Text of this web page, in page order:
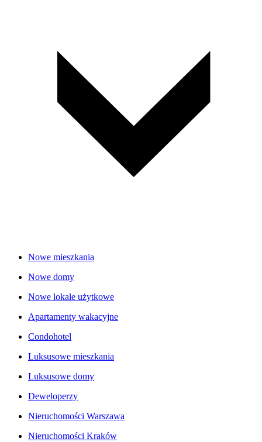
Nowe mieszkania
Nowe domy
Nowe lokale użytkowe
Apartamenty wakacyjne
Condohotel
Luksusowe mieszkania
Luksusowe domy
Deweloperzy
Nieruchomości Warszawa
Nieruchomości Kraków